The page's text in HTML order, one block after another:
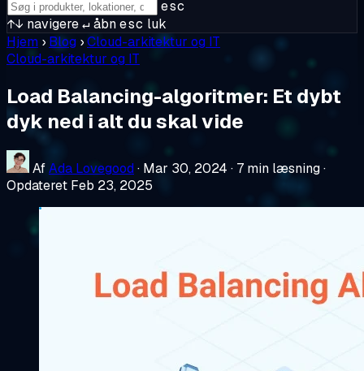
esc
↑↓ navigere↵åbnesc luk
Hjem › Blog ›Cloud-arkitektur og IT
Cloud-arkitektur og IT
Load Balancing-algoritmer: Et dybt
dyk ned i alt du skal vide
AfAda Lovegood · Mar 30, 2024 · 7 min læsning·
Opdateret Feb 23, 2025